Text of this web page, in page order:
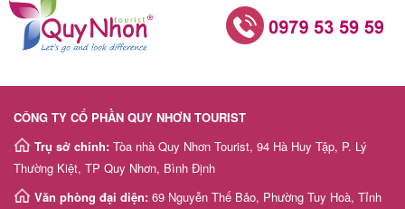
của du khách phương xa.
CÔNG TY CỔ PHẦN QUY NHƠN TOURIST
Trụ sở chính: Tòa nhà Quy Nhơn Tourist, 94 Hà Huy Tập, P. Lý
Thường Kiệt, TP Quy Nhơn, Bình Định
Văn phòng đại diện: 69 Nguyễn Thế Bảo, Phường Tuy Hoà, Tỉnh